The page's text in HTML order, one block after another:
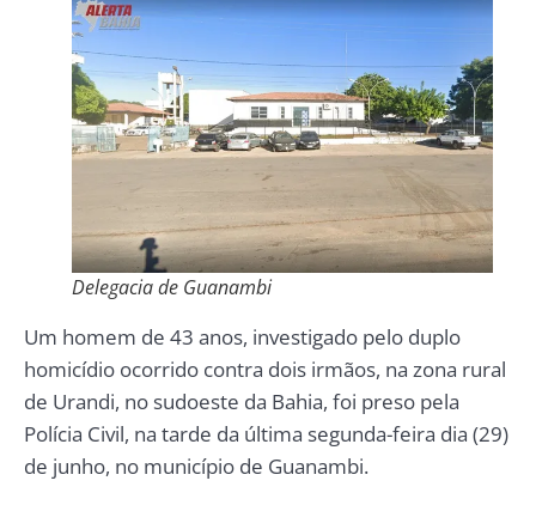
Delegacia de Guanambi
Um homem de 43 anos, investigado pelo duplo
homicídio ocorrido contra dois irmãos, na zona rural
de Urandi, no sudoeste da Bahia, foi preso pela
Polícia Civil, na tarde da última segunda-feira dia (29)
de junho, no município de Guanambi.